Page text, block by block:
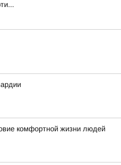
комфортной жизни людей